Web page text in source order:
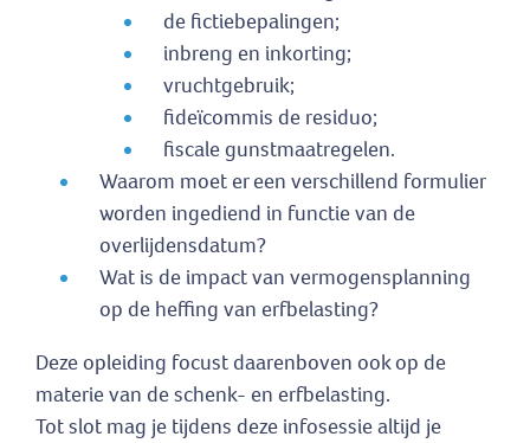
de fictiebepalingen;
inbreng en inkorting;
vruchtgebruik;
fideïcommis de residuo;
fiscale gunstmaatregelen.
Waarom moet er een verschillend formulier
worden ingediend in functie van de
overlijdensdatum?
Wat is de impact van vermogensplanning
op de heffing van erfbelasting?
Deze opleiding focust daarenboven ook op de
materie van de schenk- en erfbelasting.
Tot slot mag je tijdens deze infosessie altijd je